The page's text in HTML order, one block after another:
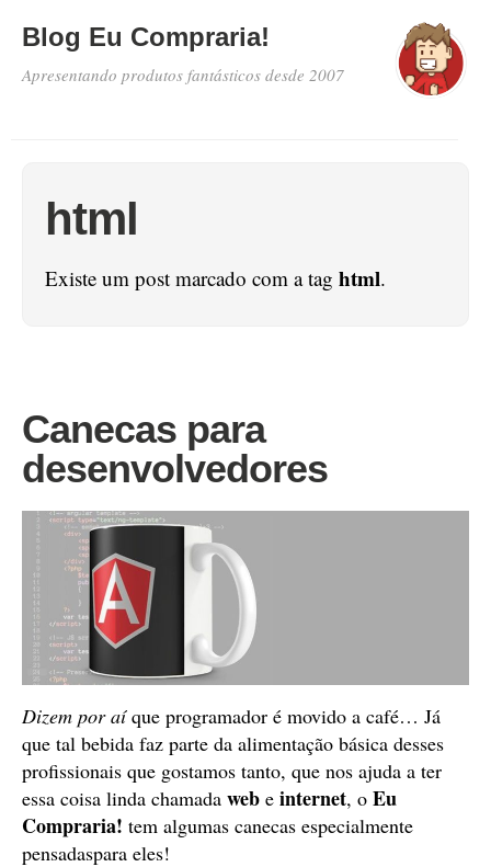
Blog Eu Compraria!
Apresentando produtos fantásticos desde 2007
html
Existe um post marcado com a tag html.
Canecas para
desenvolvedores
Dizem por aíque programador é movido a café… Já
que tal bebida faz parte da alimentação básica desses
profissionais que gostamos tanto, que nos ajuda a ter
essa coisa linda chamada web e internet, o Eu
Compraria! tem algumas canecas especialmente
pensadaspara eles!